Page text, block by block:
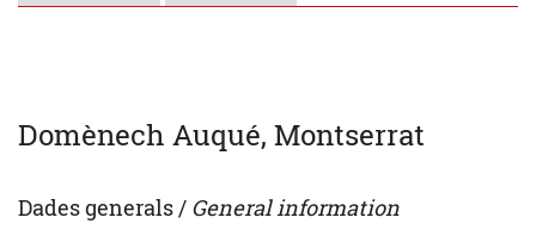
Domènech Auqué, Montserrat
Dades generals / General information